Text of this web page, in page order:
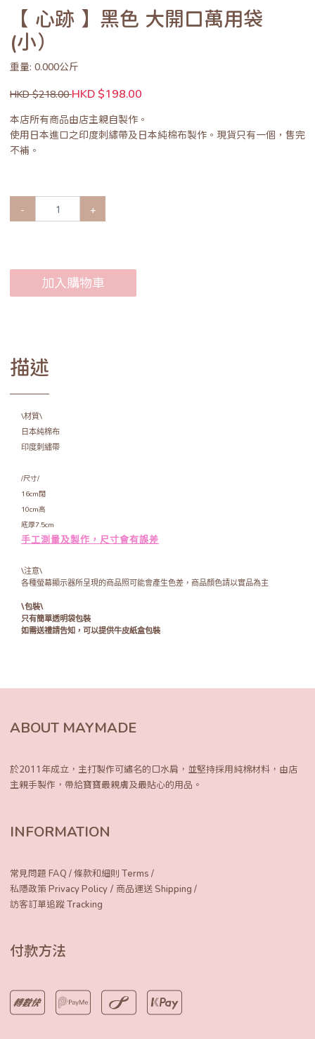
【 心跡 】黑色 大開口萬用袋
(小）
重量: 0.000公斤
HKD $218.00HKD $198.00
本店所有商品由店主親自製作。
使用日本進口之印度刺繡帶及日本純棉布製作。現貨只有一個，售完
不補。
- +
加入購物車
描述
\材質\
日本純棉布
印度刺繡帶
/尺寸/
16cm闊
10cm高
底厚7.5cm
手工測量及製作，尺寸會有誤差
\注意\
各種螢幕顯示器所呈現的商品照可能會產生色差，商品顏色請以實品為主
\包裝\
只有簡單透明袋包裝
如需送禮請告知，可以提供牛皮紙盒包裝
ABOUT MAYMADE
於2011年成立，主打製作可繡名的口水肩， 並堅持採用純棉材料，由店
主親手製作， 帶給寶寶最親膚及最貼心的用品。
INFORMATION
常見問題 FAQ /條款和細則 Terms /
私隱政策 Privacy Policy / 商品運送 Shipping /
訪客訂單追蹤 Tracking
付款方法